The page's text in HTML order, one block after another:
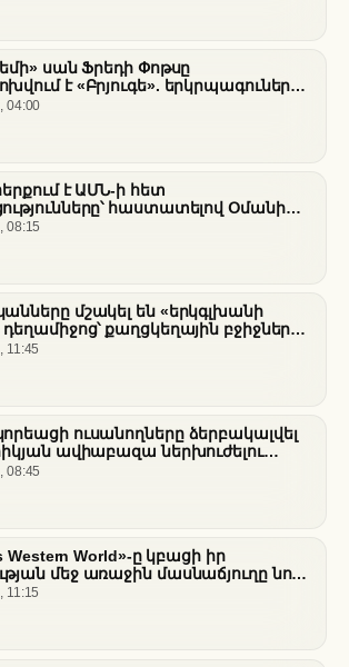
սան Ֆրեդի Փոթսը
է «Բրյուգե». երկրպագուների
և ակումբի ռազմավարությունը
04:00
է ԱՄՆ-ի հետ
հաստատելով Օմանի
քննարկումները Հորմուզի
08:15
մշակել են «երկգլխանի
քաղցկեղային բջիջները
անելու համար
11:45
ուսանողները ձերբակալվել
ավիաբազա ներխուժելու
08:45
Western World»-ը կբացի իր
մեջ առաջին մասնաճյուղը նոր
մարզադաշտում
11:15